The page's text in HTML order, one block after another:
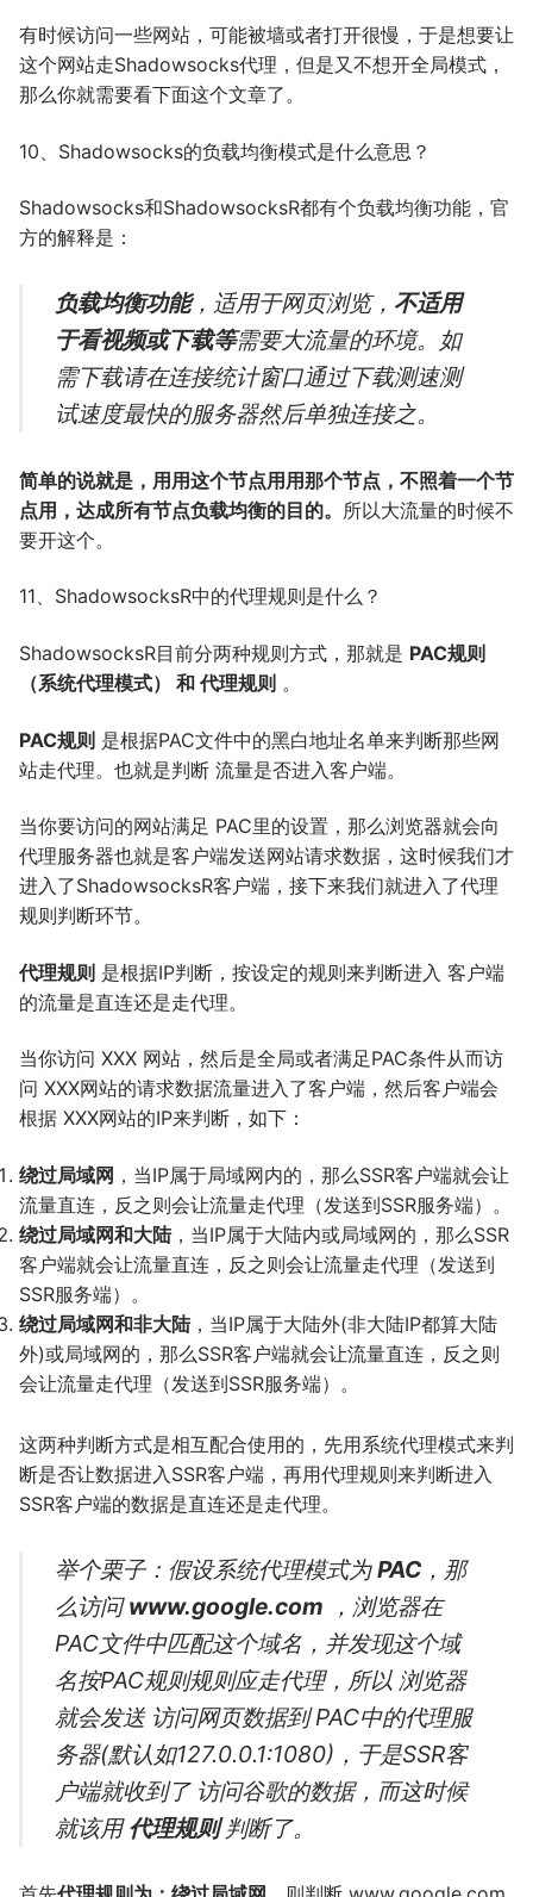
有时候访问一些网站，可能被墙或者打开很慢，于是想要让
这个网站走Shadowsocks代理，但是又不想开全局模式，
那么你就需要看下面这个文章了。
10、Shadowsocks的负载均衡模式是什么意思？
Shadowsocks和ShadowsocksR都有个负载均衡功能，官
方的解释是：
负载均衡功能，适用于网页浏览， 不适用
于看视频或下载等需要大流量的环境。如
需下载请在连接统计窗口通过下载测速测
试速度最快的服务器然后单独连接之。
简单的说就是，用用这个节点用用那个节点，不照着一个节
点用，达成所有节点负载均衡的目的。 所以大流量的时候不
要开这个。
11、ShadowsocksR中的代理规则是什么？
ShadowsocksR目前分两种规则方式，那就是 PAC规则
（系统代理模式） 和 代理规则 。
PAC规则 是根据PAC文件中的黑白地址名单来判断那些网
站走代理。也就是判断 流量是否进入客户端。
当你要访问的网站满足 PAC里的设置，那么浏览器就会向
代理服务器也就是客户端发送网站请求数据，这时候我们才
进入了ShadowsocksR客户端，接下来我们就进入了代理
规则判断环节。
代理规则 是根据IP判断，按设定的规则来判断进入 客户端
的流量是直连还是走代理。
当你访问 XXX 网站，然后是全局或者满足PAC条件从而访
问 XXX网站的请求数据流量进入了客户端，然后客户端会
根据 XXX网站的IP来判断，如下：
绕过局域网 ，当IP属于局域网内的，那么SSR客户端就会让
流量直连，反之则会让流量走代理（发送到SSR服务端）。
绕过局域网和大陆，当IP属于大陆内或局域网的，那么SSR
客户端就会让流量直连，反之则会让流量走代理（发送到
SSR服务端）。
绕过局域网和非大陆，当IP属于大陆外(非大陆IP都算大陆
外)或局域网的，那么SSR客户端就会让流量直连，反之则
会让流量走代理（发送到SSR服务端）。
这两种判断方式是相互配合使用的，先用系统代理模式来判
断是否让数据进入SSR客户端，再用代理规则来判断进入
SSR客户端的数据是直连还是走代理。
举个栗子：假设系统代理模式为PAC ，那
么访问www.google.com ，浏览器在
PAC文件中匹配这个域名，并发现这个域
名按PAC规则规则应走代理，所以 浏览器
就会发送 访问网页数据到 PAC中的代理服
务器(默认如127.0.0.1:1080)，于是SSR客
户端就收到了 访问谷歌的数据，而这时候
就该用代理规则判断了。